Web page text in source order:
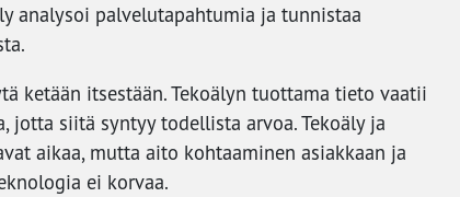
analysoi palvelutapahtumia ja tunnistaa
ketään itsestään. Tekoälyn tuottama tieto vaatii
jotta siitä syntyy todellista arvoa. Tekoäly ja
aikaa, mutta aito kohtaaminen asiakkaan ja
ei korvaa.